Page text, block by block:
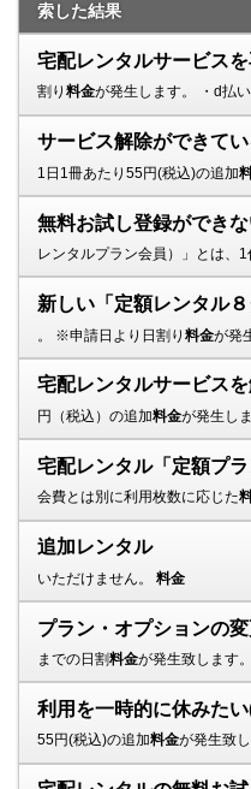
索した結果
宅配レンタルサービス
割り 料金が発生します。 ・d払
サービス解除ができてい
1日1冊あたり55円(税込)の追加
無料お試し登録ができな
レンタルプラン会員）」とは、1
新しい「定額レンタル
。 ※申請日より日割り 料金が発
宅配レンタルサービス
円（税込）の追加料金が発生し
宅配レンタル「定額プ
会費とは別に利用枚数に応じた
追加レンタル
いただけません。 料金
プラン・オプションの
までの日割料金が発生致します
利用を一時的に休みた
55円(税込)の追加料金が発生致